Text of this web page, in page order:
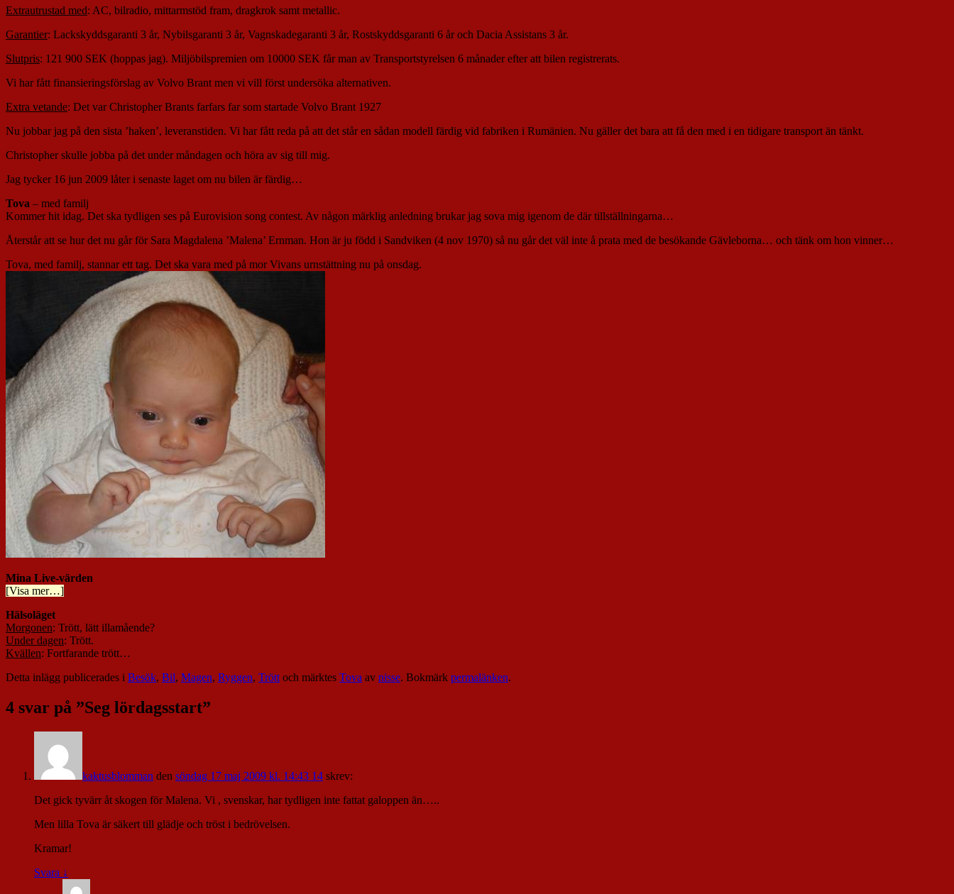
Extrautrustad med: AC, bilradio, mittarmstöd fram, dragkrok samt metallic.
Garantier: Lackskyddsgaranti 3 år, Nybilsgaranti 3 år, Vagnskadegaranti 3 år, Rostskyddsgaranti 6 år och Dacia Assistans 3 år.
Slutpris: 121 900 SEK (hoppas jag). Miljöbilspremien om 10000 SEK får man av Transportstyrelsen 6 månader efter att bilen registrerats.
Vi har fått finansieringsförslag av Volvo Brant men vi vill först undersöka alternativen.
Extra vetande: Det var Christopher Brants farfars far som startade Volvo Brant 1927
Nu jobbar jag på den sista ’haken’, leveranstiden. Vi har fått reda på att det står en sådan modell färdig vid fabriken i Rumänien. Nu gäller det bara att få den med i en tidigare transport än tänkt.
Christopher skulle jobba på det under måndagen och höra av sig till mig.
Jag tycker 16 jun 2009 låter i senaste laget om nu bilen är färdig…
Tova – med familj
Kommer hit idag. Det ska tydligen ses på Eurovision song contest. Av någon märklig anledning brukar jag sova mig igenom de där tillställningarna…
Återstår att se hur det nu går för Sara Magdalena ’Malena’ Ernman. Hon är ju född i Sandviken (4 nov 1970) så nu går det väl inte å prata med de besökande Gävleborna… och tänk om hon vinner…
Tova, med familj, stannar ett tag. Det ska vara med på mor Vivans urnstättning nu på onsdag.
Mina Live-värden
[Visa mer…]
Hälsoläget
Morgonen: Trött, lätt illamående?
Under dagen: Trött.
Kvällen: Fortfarande trött…
Detta inlägg publicerades i Besök, Bil, Magen, Ryggen, Tröttoch märktes Tova av nisse. Bokmärk permalänken.
4 svar på ”Seg lördagsstart”
kaktusblomman den söndag 17 maj 2009 kl. 14:43 14 skrev:
Det gick tyvärr åt skogen för Malena. Vi , svenskar, har tydligen inte fattat galoppen än…..
Men lilla Tova är säkert till glädje och tröst i bedrövelsen.
Kramar!
Svara ↓